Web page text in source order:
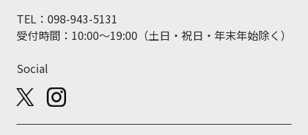
TEL：098-943-5131
受付時間：10:00～19:00（土日・祝日・年末年始除く）
Social